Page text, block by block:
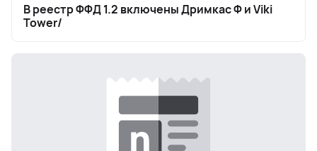
В реестр ФФД 1.2 включены Дримкас Ф и Viki
Tower/